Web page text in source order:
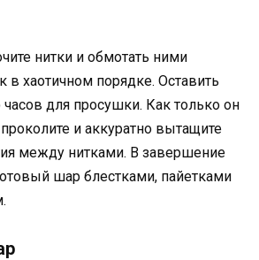
нитки и обмотать ними
хаотичном порядке. Оставить
для просушки. Как только он
и аккуратно вытащите
между нитками. В завершение
шар блестками, пайетками